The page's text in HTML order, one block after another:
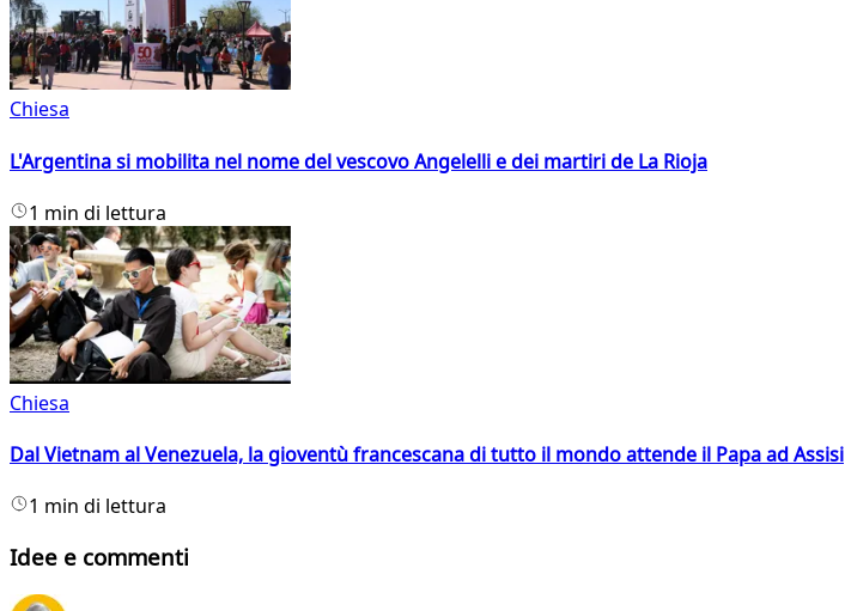
Chiesa
L'Argentina si mobilita nel nome del vescovo Angelelli e dei martiri de La Rioja
1 min di lettura
Chiesa
Dal Vietnam al Venezuela, la gioventù francescana di tutto il mondo attende il Papa ad Assisi
1 min di lettura
Idee e commenti